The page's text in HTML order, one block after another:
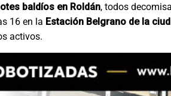
baldíos en Roldán, todos
16 en la Estación Belgrano de la
activos.